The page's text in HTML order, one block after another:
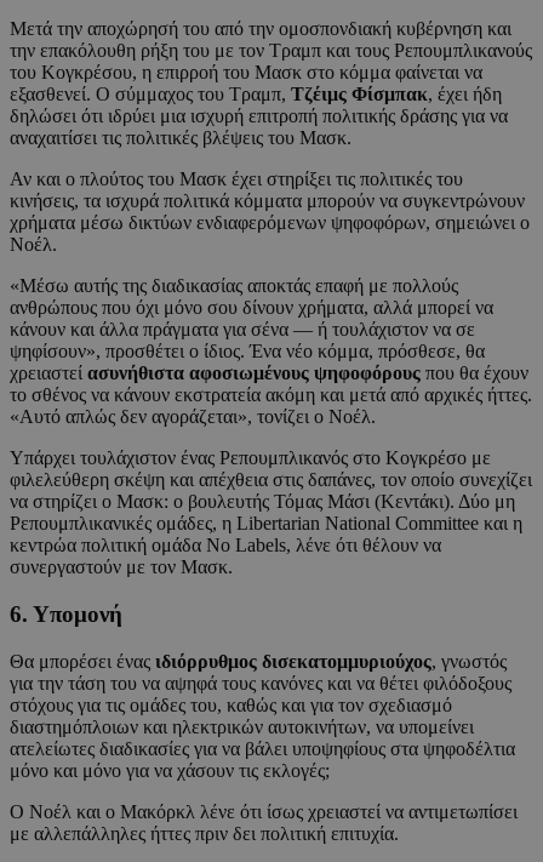
Μετά την αποχώρησή του από την ομοσπονδιακή κυβέρνηση και
την επακόλουθη ρήξη του με τον Τραμπ και τους Ρεπουμπλικανούς
του Κογκρέσου, η επιρροή του Μασκ στο κόμμα φαίνεται να
εξασθενεί. Ο σύμμαχος του Τραμπ, Τζέιμς Φίσμπακ, έχει ήδη
δηλώσει ότι ιδρύει μια ισχυρή επιτροπή πολιτικής δράσης για να
αναχαιτίσει τις πολιτικές βλέψεις του Μασκ.
Αν και ο πλούτος του Μασκ έχει στηρίξει τις πολιτικές του
κινήσεις, τα ισχυρά πολιτικά κόμματα μπορούν να συγκεντρώνουν
χρήματα μέσω δικτύων ενδιαφερόμενων ψηφοφόρων, σημειώνει ο
Νοέλ.
«Μέσω αυτής της διαδικασίας αποκτάς επαφή με πολλούς
ανθρώπους που όχι μόνο σου δίνουν χρήματα, αλλά μπορεί να
κάνουν και άλλα πράγματα για σένα — ή τουλάχιστον να σε
ψηφίσουν», προσθέτει ο ίδιος. Ένα νέο κόμμα, πρόσθεσε, θα
χρειαστεί ασυνήθιστα αφοσιωμένους ψηφοφόρους που θα έχουν
το σθένος να κάνουν εκστρατεία ακόμη και μετά από αρχικές ήττες.
«Αυτό απλώς δεν αγοράζεται», τονίζει ο Νοέλ.
Υπάρχει τουλάχιστον ένας Ρεπουμπλικανός στο Κογκρέσο με
φιλελεύθερη σκέψη και απέχθεια στις δαπάνες, τον οποίο συνεχίζει
να στηρίζει ο Μασκ: ο βουλευτής Τόμας Μάσι (Κεντάκι). Δύο μη
Ρεπουμπλικανικές ομάδες, η Libertarian National Committee και η
κεντρώα πολιτική ομάδα No Labels, λένε ότι θέλουν να
συνεργαστούν με τον Μασκ.
6. Υπομονή
Θα μπορέσει ένας ιδιόρρυθμος δισεκατομμυριούχος, γνωστός
για την τάση του να αψηφά τους κανόνες και να θέτει φιλόδοξους
στόχους για τις ομάδες του, καθώς και για τον σχεδιασμό
διαστημόπλοιων και ηλεκτρικών αυτοκινήτων, να υπομείνει
ατελείωτες διαδικασίες για να βάλει υποψηφίους στα ψηφοδέλτια
μόνο και μόνο για να χάσουν τις εκλογές;
Ο Νοέλ και ο Μακόρκλ λένε ότι ίσως χρειαστεί να αντιμετωπίσει
με αλλεπάλληλες ήττες πριν δει πολιτική επιτυχία.